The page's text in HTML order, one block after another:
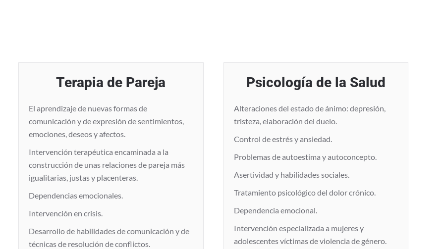
Terapia de Pareja
El aprendizaje de nuevas formas de
comunicación y de expresión de sentimientos,
emociones, deseos y afectos.
Intervención terapéutica encaminada a la
construcción de unas relaciones de pareja más
igualitarias, justas y placenteras.
Dependencias emocionales.
Intervención en crisis.
Desarrollo de habilidades de comunicación y de
técnicas de resolución de conflictos.
Psicología de la Salud
Alteraciones del estado de ánimo: depresión,
tristeza, elaboración del duelo.
Control de estrés y ansiedad.
Problemas de autoestima y autoconcepto.
Asertividad y habilidades sociales.
Tratamiento psicológico del dolor crónico.
Dependencia emocional.
Intervención especializada a mujeres y
adolescentes víctimas de violencia de género.